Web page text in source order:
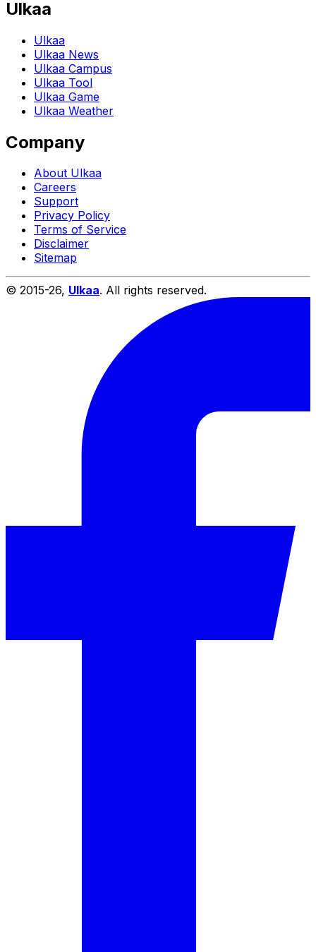
Ulkaa
Ulkaa
Ulkaa News
Ulkaa Campus
Ulkaa Tool
Ulkaa Game
Ulkaa Weather
Company
About Ulkaa
Careers
Support
Privacy Policy
Terms of Service
Disclaimer
Sitemap
© 2015-26, Ulkaa. All rights reserved.